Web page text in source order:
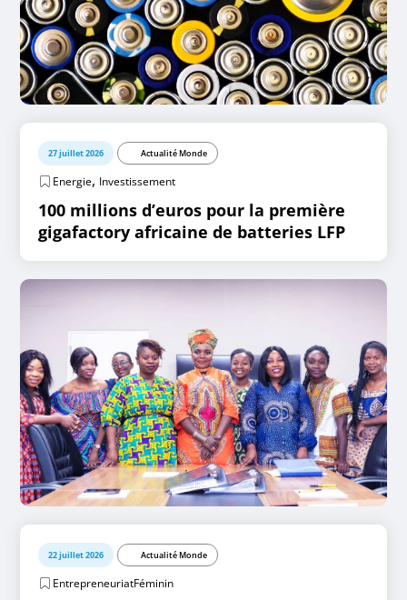
27 juillet 2026 Actualité Monde
Energie, Investissement
100 millions d’euros pour la première
gigafactory africaine de batteries LFP
22 juillet 2026 Actualité Monde
EntrepreneuriatFéminin